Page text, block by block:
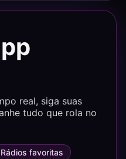
real, siga suas
tudo que rola no
Rádios favoritas